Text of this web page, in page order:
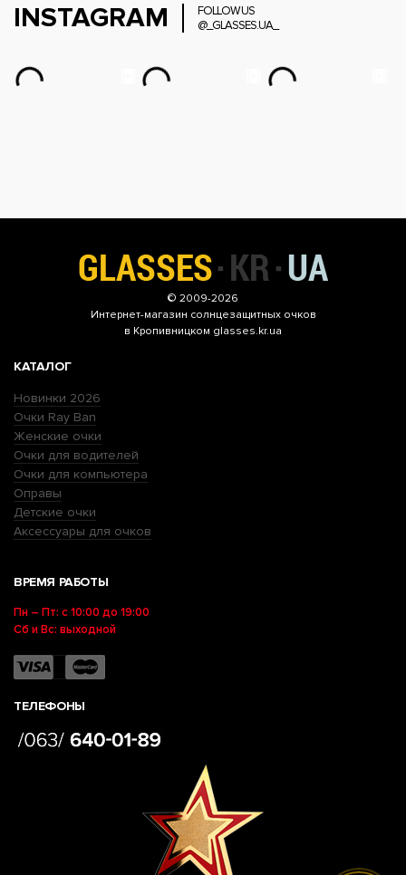
INSTAGRAM
FOLLOW US
@_GLASSES.UA_
© 2009-2026
Интернет-магазин солнцезащитных очков
в Кропивницком glasses.kr.ua
КАТАЛОГ
Новинки 2026
Очки Ray Ban
Женские очки
Очки для водителей
Очки для компьютера
Оправы
Детские очки
Аксессуары для очков
ВРЕМЯ РАБОТЫ
Пн – Пт: с 10:00 до 19:00
Сб и Вс: выходной
ТЕЛЕФОНЫ